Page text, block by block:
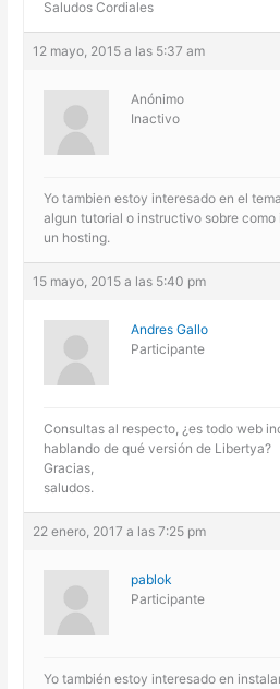
Saludos Cordiales
12 mayo, 2015 a las 5:37 am
Anónimo
Inactivo
Yo tambien estoy interesado en el
algun tutorial o instructivo sobre como
un hosting.
15 mayo, 2015 a las 5:40 pm
Andres Gallo
Participante
Consultas al respecto, ¿es todo web
hablando de qué versión de Libertya?
Gracias,
saludos.
22 enero, 2017 a las 7:25 pm
pablok
Participante
Yo también estoy interesado en